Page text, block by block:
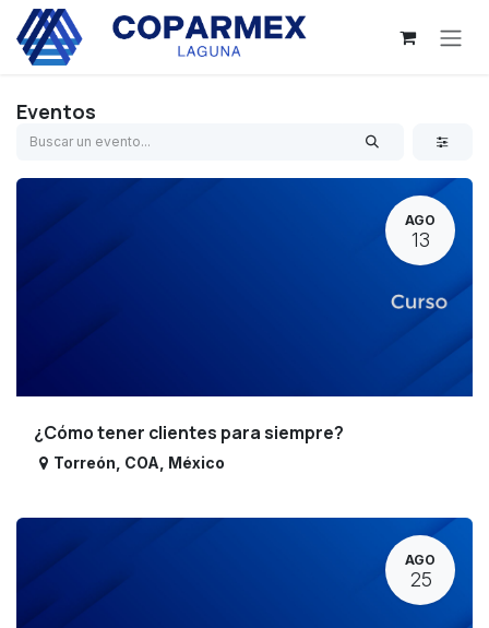
Ir al contenido
Eventos
AGO
13
¿Cómo tener clientes para siempre?
Torreón COA México
AGO
25